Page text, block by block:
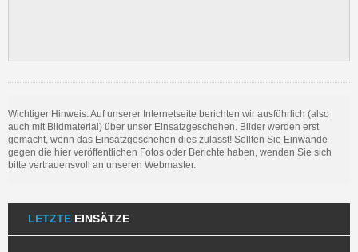
Wichtiger Hinweis: Auf unserer Internetseite berichten wir ausführlich (also
auch mit Bildmaterial) über unser Einsatzgeschehen. Bilder werden erst
gemacht, wenn das Einsatzgeschehen dies zulässt! Sollten Sie Einwände
gegen die hier veröffentlichen Fotos oder Berichte haben, wenden Sie sich
bitte vertrauensvoll an unseren Webmaster.
LETZTE EINSÄTZE